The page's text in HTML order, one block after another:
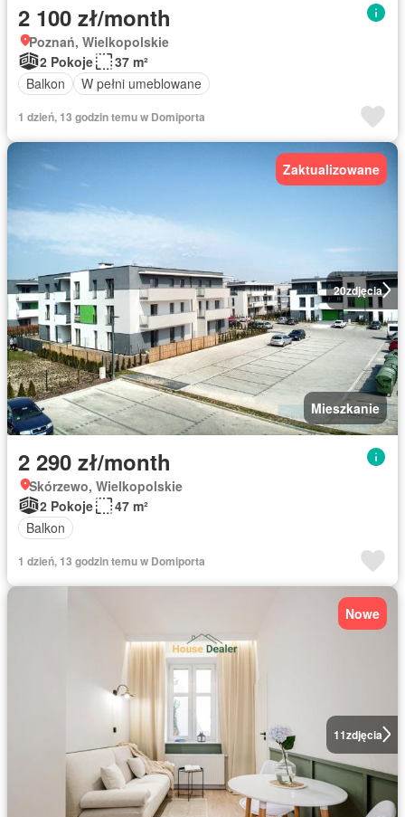
2 100 zł/month
Poznań, Wielkopolskie
2 Pokoje
37 m²
Balkon
W pełni umeblowane
1 dzień, 13 godzin temu w Domiporta
20zdjęcia
Zaktualizowane
Mieszkanie
2 290 zł/month
Skórzewo, Wielkopolskie
2 Pokoje
47 m²
Balkon
1 dzień, 13 godzin temu w Domiporta
11zdjęcia
Nowe